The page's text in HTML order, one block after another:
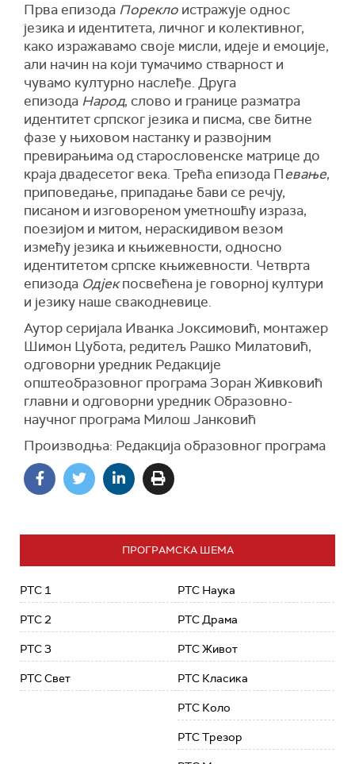
Прва епизода Порекло истражује однос
језика и идентитета, личног и колективног,
како изражавамо своје мисли, идеје и емоције,
али начин на који тумачимо стварност и
чувамо културно наслеђе. Друга
епизода Народ, слово и границе разматра
идентитет српског језика и писма, све битне
фазе у њиховом настанку и развојним
превирањима од старословенске матрице до
краја двадесетог века. Трећа епизода Певање,
приповедање, припадање бави се речју,
писаном и изговореном уметношћу израза,
поезијом и митом, нераскидивом везом
између језика и књижевности, односно
идентитетом српске књижевности. Четврта
епизода Одјек посвећена је говорној култури
и језику наше свакодневице.
Аутор серијала Иванка Јоксимовић, монтажер
Шимон Цубота, редитељ Рашко Милатовић,
одговорни уредник Редакције
општеобразовног програма Зоран Живковић
главни и одговорни уредник Образовно-
научног програма Милош Јанковић
Производња: Редакција образовног програма
ПРОГРАМСКА ШЕМА
РТС 1
РТС 2
РТС 3
РТС Свет
РТС Наука
РТС Драма
РТС Живот
РТС Класика
РТС Коло
РТС Трезор